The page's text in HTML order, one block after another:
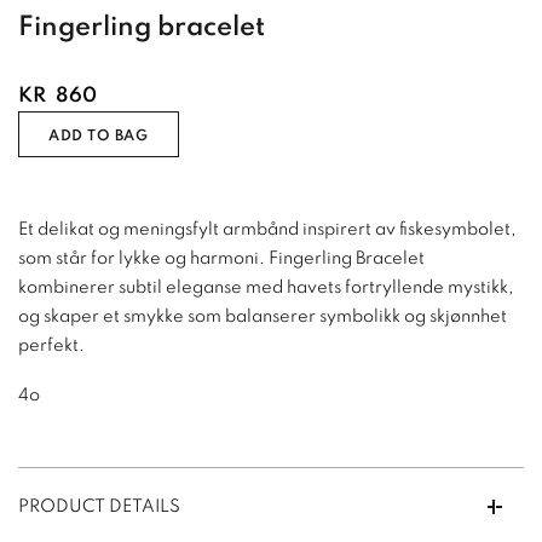
Fingerling bracelet
KR 860
ADD TO BAG
Et delikat og meningsfylt armbånd inspirert av fiskesymbolet,
som står for lykke og harmoni. Fingerling Bracelet
kombinerer subtil eleganse med havets fortryllende mystikk,
og skaper et smykke som balanserer symbolikk og skjønnhet
perfekt.
4o
PRODUCT DETAILS